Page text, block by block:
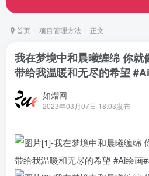
首页 项目管理方法 正文
我在梦境中和晨曦缠绵 你就
带给我温暖和无尽的希望
如熠网
2023年03月07日 18:03发布